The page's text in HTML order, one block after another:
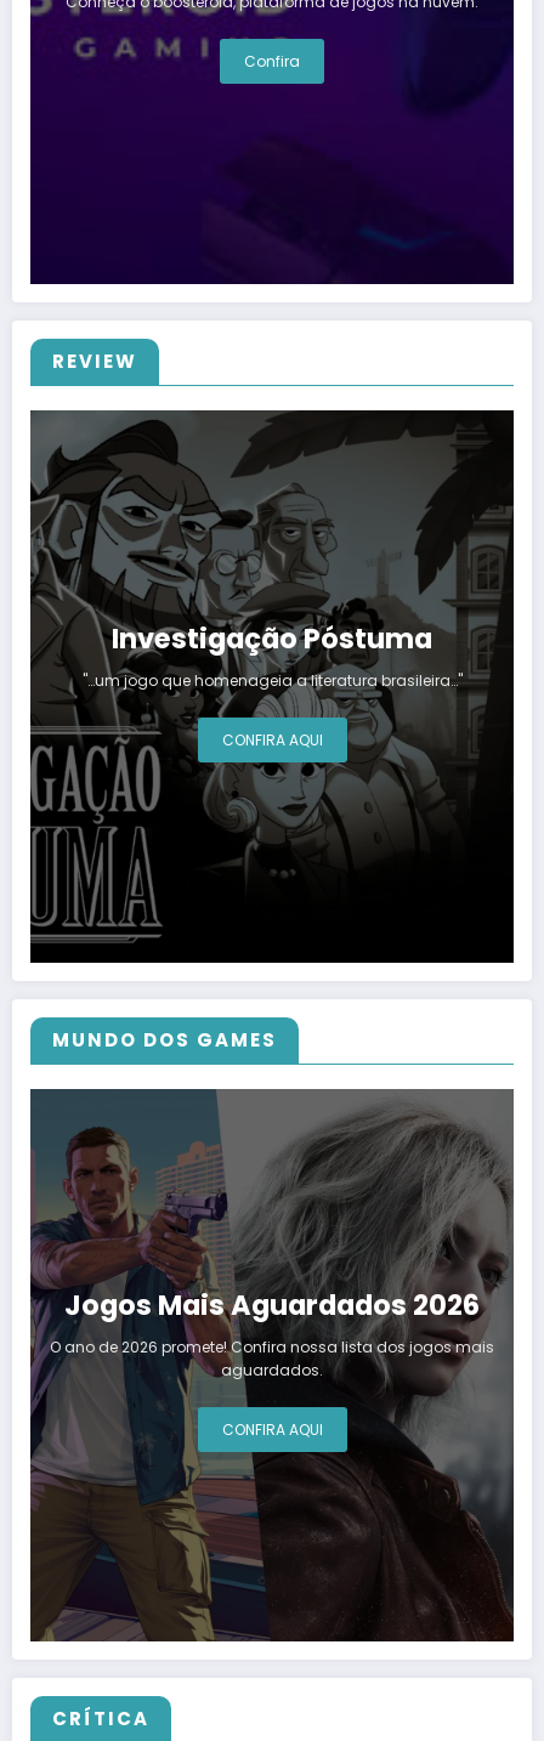
Confira
REVIEW
Investigação Póstuma
"…um jogo que homenageia a literatura brasileira…"
CONFIRA AQUI
MUNDO DOS GAMES
Jogos Mais Aguardados 2026
O ano de 2026 promete! Confira nossa lista dos jogos mais
aguardados.
CONFIRA AQUI
CRÍTICA